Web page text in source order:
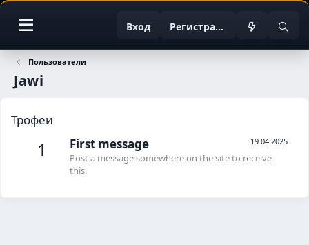
Вход Регистрация
Пользователи
Jawi
Трофеи
1 19.04.2025
First message
Post a message somewhere on the site to receive
this.